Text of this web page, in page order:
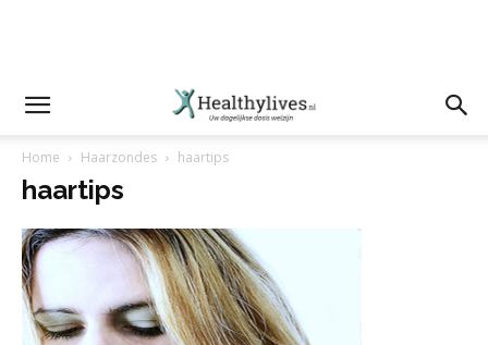
Home Haarzondes haartips
haartips